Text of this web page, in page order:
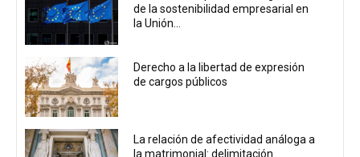
de la sostenibilidad empresarial en
la Unión...
Derecho a la libertad de expresión
de cargos públicos
La relación de afectividad análoga a
la matrimonial: delimitación